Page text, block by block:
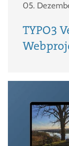
05.
TYPO3